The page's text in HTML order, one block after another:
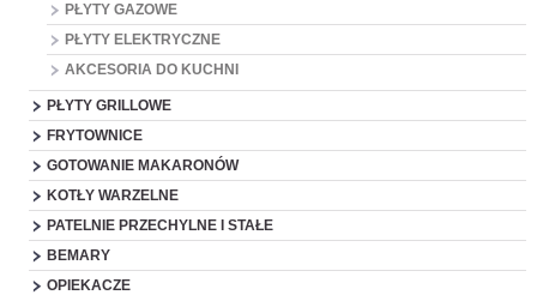
PŁYTY GAZOWE
PŁYTY ELEKTRYCZNE
AKCESORIA DO KUCHNI
PŁYTY GRILLOWE
FRYTOWNICE
GOTOWANIE MAKARONÓW
KOTŁY WARZELNE
PATELNIE PRZECHYLNE I STAŁE
BEMARY
OPIEKACZE